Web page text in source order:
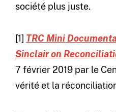
société plus juste.
[1] TRC Mini
Sinclair on
7 février 2019 par le
vérité et la